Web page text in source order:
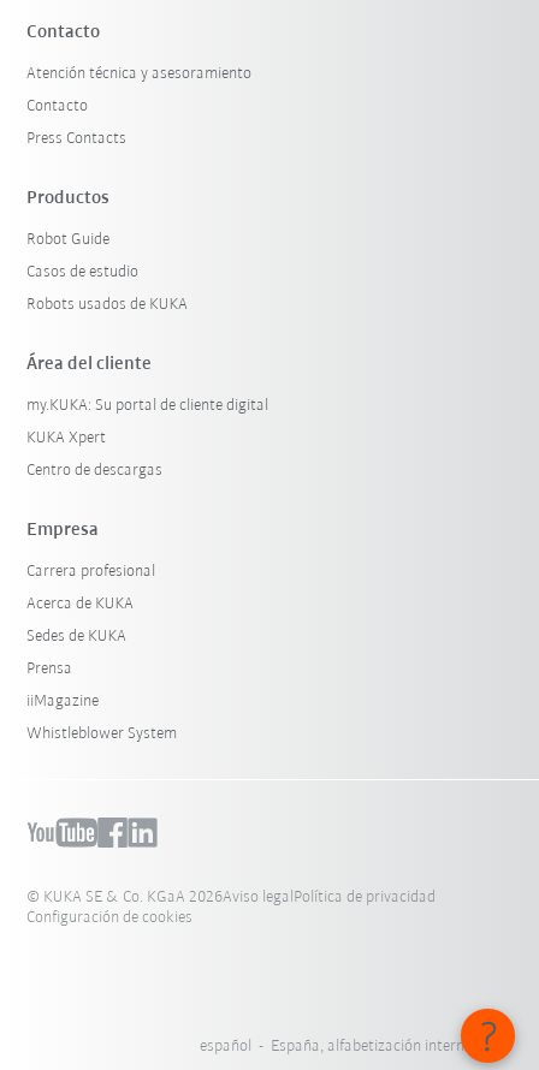
Contacto
Atención técnica y asesoramiento
Contacto
Press Contacts
Productos
Robot Guide
Casos de estudio
Robots usados de KUKA
Área del cliente
my.KUKA: Su portal de cliente digital
KUKA Xpert
Centro de descargas
Empresa
Carrera profesional
Acerca de KUKA
Sedes de KUKA
Prensa
iiMagazine
Whistleblower System
© KUKA SE & Co. KGaA 2026Aviso legal Política de privacidad
Configuración de cookies
español - España, alfabetización internacional